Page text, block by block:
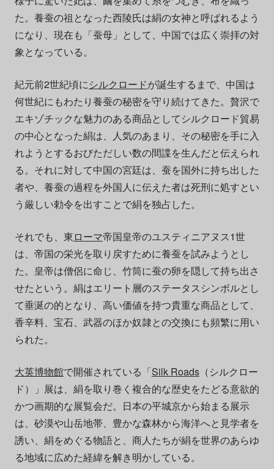
た。養蚕の祖となった西陵氏は絹の女神と呼ばれるよう
になり、現在も「蚕母」として、中国では広く崇拝の対
象となっている。
紀元前2世紀頃にシルクロードが誕生するまで、中国は
何世紀にもわたり養蚕の秘密を守り続けてきた。贅沢で
エキゾチックな魅力のある商品としてシルクロード貿易
の中心となった絹は、人気のあまり、その秘密を手に入
れようとするおびただしい数の間諜を生んだと伝えられ
る。それに対して中国の宮廷は、蚕を国外に持ち出した
者や、養蚕の過程を外国人に伝えた者は死刑に処すとい
う厳しい勅令を出すことで絹を独占した。
それでも、東ローマ帝国皇帝のユスティニアヌス1世
は、帝国の栄光を取り戻すために養蚕を試みようとし
た。皇帝は僧侶に命じ、竹筒に蚕の卵を隠して持ち出さ
せたという。絹はエリート層のステータスシンボルとし
て垂涎の的となり、高い価値を持つ貴重な商品として、
香辛料、宝石、武器のほか奴隷との交換にも頻繁に用い
られた。
大英博物館で開催されている「Silk Roads（シルクロー
ド）」展は、絹を取り巻く複合的な歴史をたどる意欲的
かつ画期的な展覧会だ。日本の平城京から始まる展示
は、砂漠や山岳地帯、豊かな森林から海洋へと見学者を
誘い、絹をめぐる物語と、商人たちが絹を世界のあらゆ
る地域に広めた経緯を解き明かしている。